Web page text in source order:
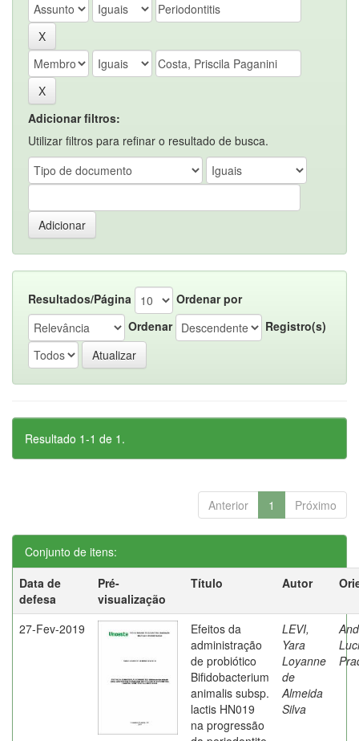
Adicionar filtros:
Utilizar filtros para refinar o resultado de busca.
Resultados/Página
Ordenar por
Ordenar
Registro(s)
Resultado 1-1 de 1.
Anterior 1 Próximo
Conjunto de itens:
Data de
defesa
Pré-
visualização
Título Autor
27-Fev-2019
Efeitos da
administração
de probiótico
Bifidobacterium
animalis subsp.
lactis HN019
na progressão
LEVI,
Yara
Loyanne
de
Almeida
Silva